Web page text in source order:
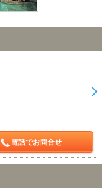
電話でお問合せ